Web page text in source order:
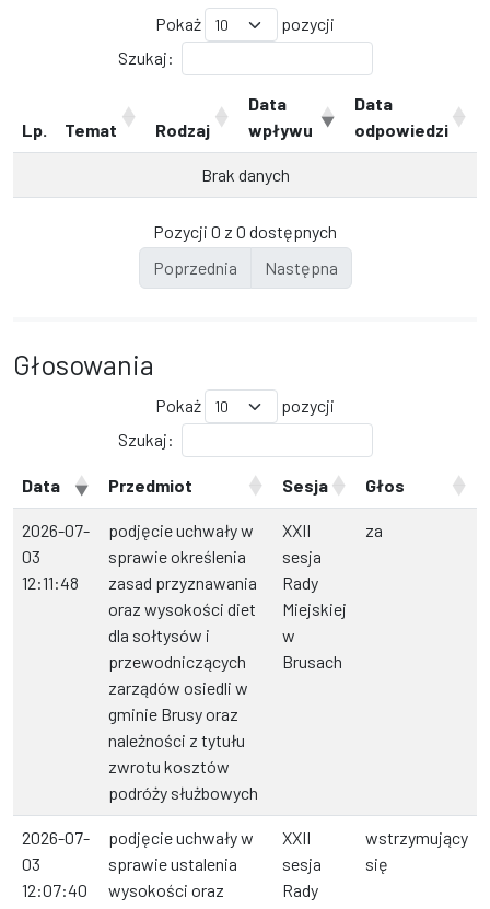
Pokaż
pozycji
Szukaj:
Lp. Temat Rodzaj
Data
wpływu
Data
odpowiedzi
Brak danych
Pozycji 0 z 0 dostępnych
Poprzednia
Następna
Głosowania
Pokaż
pozycji
Szukaj:
Data Przedmiot Sesja Głos
2026-07-
03
12:11:48
podjęcie uchwały w
sprawie określenia
zasad przyznawania
oraz wysokości diet
dla sołtysów i
przewodniczących
zarządów osiedli w
gminie Brusy oraz
należności z tytułu
zwrotu kosztów
podróży służbowych
XXII
sesja
Rady
Miejskiej
w
Brusach
za
2026-07-
03
12:07:40
podjęcie uchwały w
sprawie ustalenia
wysokości oraz
XXII
sesja
Rady
wstrzymujący
się